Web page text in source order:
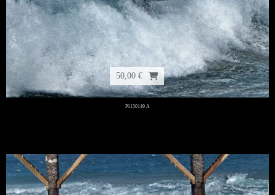
50,00 €
P1150149 A